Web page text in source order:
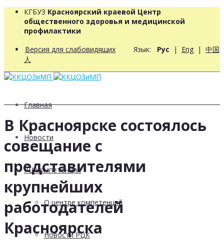
КГБУЗ Красноярский краевой Центр
общественного здоровья и медицинской
профилактики
Версия для слабовидящих Язык: Рус | Eng | 中国
人
Главная
Новости
РЦ компетенций
О центре компетенций
Новости РЦК
В Красноярске состоялось
совещание с
представителями
крупнейших
работодателей
Красноярска